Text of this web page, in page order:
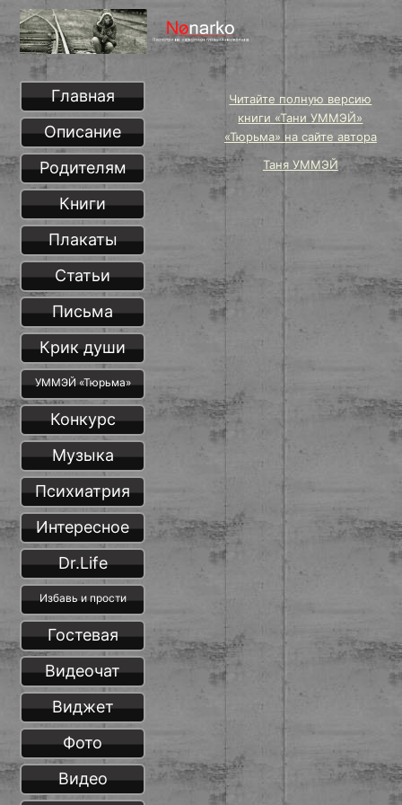
Читайте полную версию
книги «Тани УММЭЙ»
«Тюрьма» на сайте автора
Таня УММЭЙ
Главная
Описание
Родителям
Книги
Плакаты
Статьи
Письма
Крик души
УММЭЙ «Тюрьма»
Конкурс
Музыка
Психиатрия
Интересное
Dr.Life
Избавь и прости
Гостевая
Видеочат
Виджет
Фото
Видео